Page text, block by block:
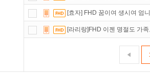
[효자] FHD 꿈이여 생시여 엄
[라리랑]FHD 이젠 명절도 가